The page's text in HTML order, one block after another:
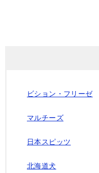
ビション・フリーゼ
マルチーズ
日本スピッツ
北海道犬